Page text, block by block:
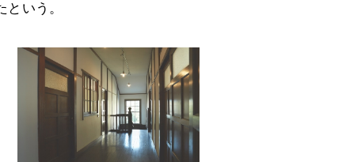
いう。